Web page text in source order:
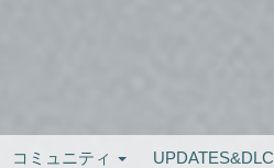
コミュニティ UPDATES&DLC